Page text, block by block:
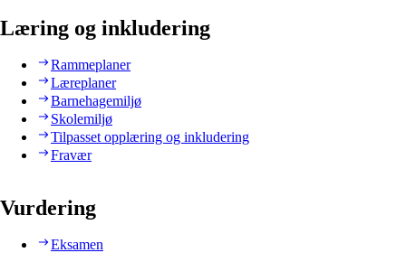
Læring og inkludering
Rammeplaner
Læreplaner
Barnehagemiljø
Skolemiljø
Tilpasset opplæring og inkludering
Fravær
Vurdering
Eksamen